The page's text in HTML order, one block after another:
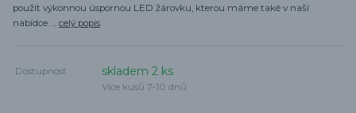
použít výkonnou úspornou LED žárovku, kterou máme také v naší
nabídce. ... celý popis
Dostupnost skladem 2 ks
Více kusů 7-10 dnů